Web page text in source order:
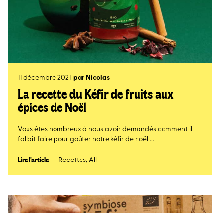
11 décembre 2021 par Nicolas
La recette du Kéfir de fruits aux
épices de Noël
Vous êtes nombreux à nous avoir demandés comment il
fallait faire pour goûter notre kéfir de noël ...
Lire l'article Recettes, All